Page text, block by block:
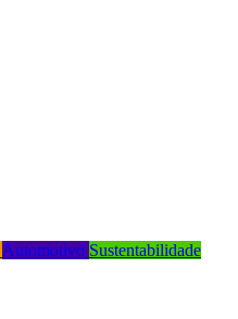
Automotivo Sustentabilidade